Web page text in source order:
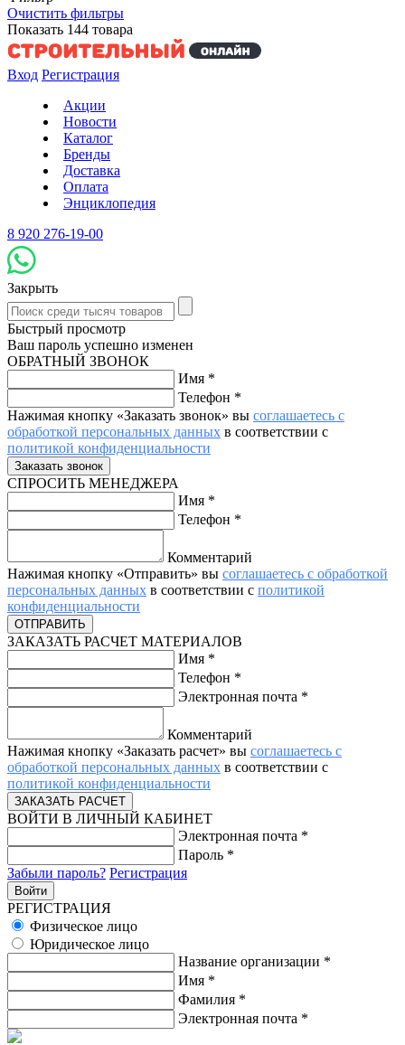
Очистить фильтры
Показать 144 товара
Вход Регистрация
Акции
Новости
Каталог
Бренды
Доставка
Оплата
Энциклопедия
8 920 276-19-00
Закрыть
Быстрый просмотр
Ваш пароль успешно изменен
ОБРАТНЫЙ ЗВОНОК
Имя *
Телефон *
Нажимая кнопку «Заказать звонок» вы соглашаетесь с
обработкой персональных данных в соответствии с
политикой конфиденциальности
СПРОСИТЬ МЕНЕДЖЕРА
Имя *
Телефон *
Комментарий
Нажимая кнопку «Отправить» вы соглашаетесь с обработкой
персональных данных в соответствии с политикой
конфиденциальности
ЗАКАЗАТЬ РАСЧЕТ МАТЕРИАЛОВ
Имя *
Телефон *
Электронная почта *
Комментарий
Нажимая кнопку «Заказать расчет» вы соглашаетесь с
обработкой персональных данных в соответствии с
политикой конфиденциальности
ВОЙТИ В ЛИЧНЫЙ КАБИНЕТ
Электронная почта *
Пароль *
Забыли пароль? Регистрация
РЕГИСТРАЦИЯ
Физическое лицо
Юридическое лицо
Название организации *
Имя *
Фамилия *
Электронная почта *